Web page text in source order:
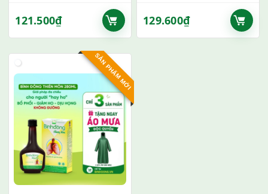
121.500₫ 129.600₫
SẢN PHẨM MỚI